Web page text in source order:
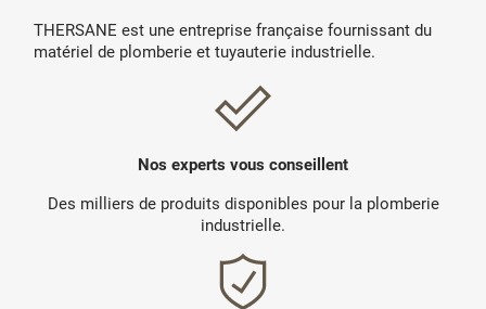
THERSANE est une entreprise française fournissant du
matériel de plomberie et tuyauterie industrielle.
Nos experts vous conseillent
Des milliers de produits disponibles pour la plomberie
industrielle.